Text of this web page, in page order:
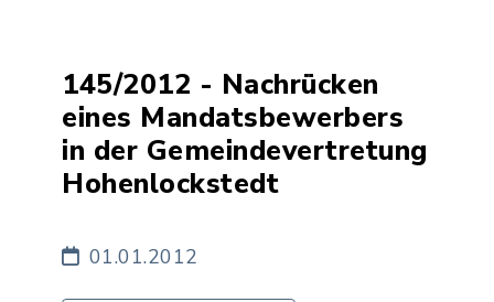
145/2012 - Nachrücken
eines Mandatsbewerbers
in der Gemeindevertretung
Hohenlockstedt
01.01.2012